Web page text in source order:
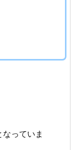
っていま